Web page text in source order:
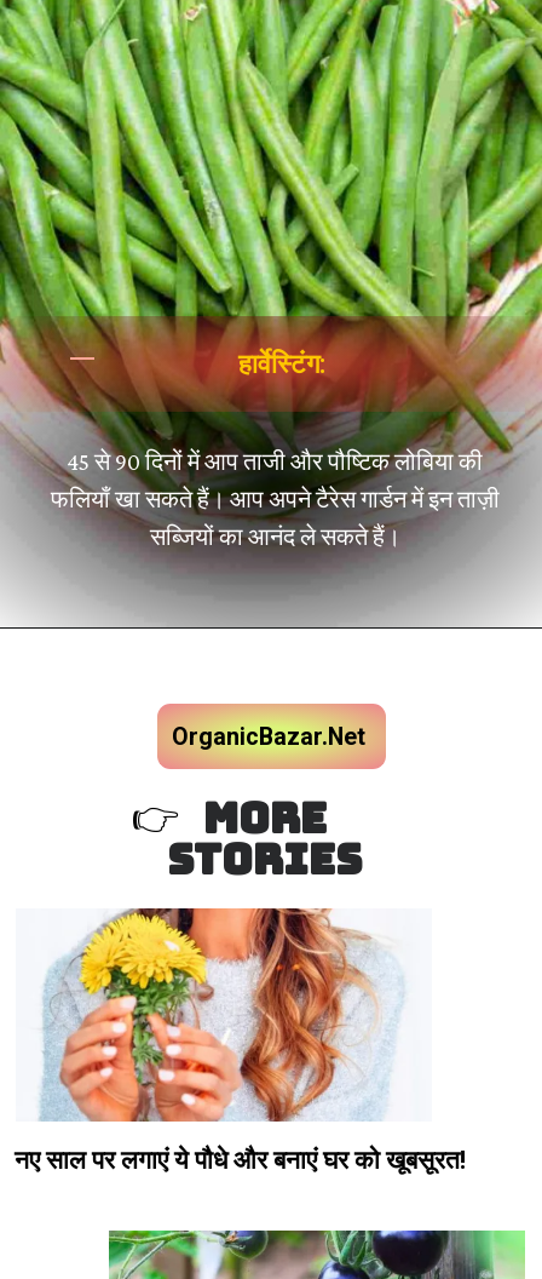
45 से 90 दिनों में आप ताजी और पौष्टिक लोबिया की
फलियाँ खा सकते हैं। आप अपने टैरेस गार्डन में इन ताज़ी
सब्जियों का आनंद ले सकते हैं।
हार्वेस्टिंग:
MORE
STORIES
नए साल पर लगाएं ये पौधे और बनाएं घर को खूबसूरत!
OrganicBazar.Net
👉